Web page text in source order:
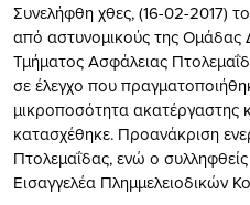
Συνελήφθη χθες, (16-02-2017)
από αστυνομικούς της
Τμήματος Ασφάλειας
σε έλεγχο που
μικροποσότητα ακατέργαστης
κατασχέθηκε. Προανάκριση
Πτολεμαΐδας, ενώ ο
Εισαγγελέα Πλημμελειοδικών